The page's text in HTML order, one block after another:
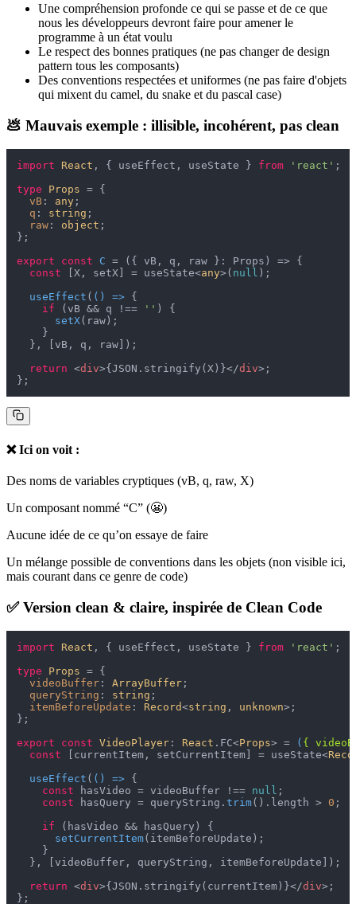
Une compréhension profonde ce qui se passe et de ce que
nous les développeurs devront faire pour amener le
programme à un état voulu
Le respect des bonnes pratiques (ne pas changer de design
pattern tous les composants)
Des conventions respectées et uniformes (ne pas faire d'objets
qui mixent du camel, du snake et du pascal case)
💩 Mauvais exemple : illisible, incohérent, pas clean
import React , { useEffect, useState } from 'react' ;
type
Props = {
vB : any ;
q : string ;
raw : object ;
};
export
const C = ( { vB, q, raw }: Props ) => {
const [X, setX] = useState<any>( null );
useEffect ( () => {
if (vB && q !== '' ) {
setX(raw);
    }
  }, [vB, q, raw]);
return <div>{JSON.stringify(X)}</div> ;
❌ Ici on voit :
Des noms de variables cryptiques (vB, q, raw, X)
Un composant nommé “C” (😬)
Aucune idée de ce qu’on essaye de faire
Un mélange possible de conventions dans les objets (non visible ici,
mais courant dans ce genre de code)
✅ Version clean & claire, inspirée de Clean Code
import React , { useEffect, useState } from 'react' ;
type
Props = {
videoBuffer : ArrayBuffer ;
queryString : string ;
itemBeforeUpdate : Record<string , unknown>;
};
export
const VideoPlayer : React . FC<Props> = ( {
const [currentItem, setCurrentItem] = useState<
useEffect ( () => {
const hasVideo = videoBuffer !== null ;
const hasQuery = queryString. trim(). length > 0 ;
if (hasVideo && hasQuery) {
setCurrentItem(itemBeforeUpdate);
    }
  }, [videoBuffer, queryString, itemBeforeUpdate]);
return <div>{JSON.stringify(currentItem)}</div> ;